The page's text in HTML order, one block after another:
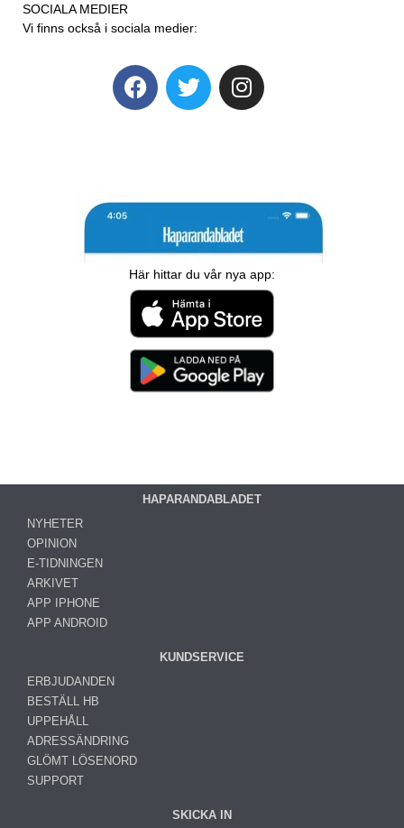
SOCIALA MEDIER
Vi finns också i sociala medier:
Här hittar du vår nya app:
HAPARANDABLADET
NYHETER
OPINION
E-TIDNINGEN
ARKIVET
APP IPHONE
APP ANDROID
KUNDSERVICE
ERBJUDANDEN
BESTÄLL HB
UPPEHÅLL
ADRESSÄNDRING
GLÖMT LÖSENORD
SUPPORT
SKICKA IN